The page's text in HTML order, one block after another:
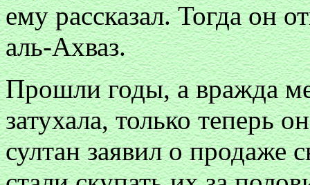
ему рассказал. Тогда он
аль-Ахваз.
Прошли годы, а вражда
затухала, только теперь
султан заявил о продаже